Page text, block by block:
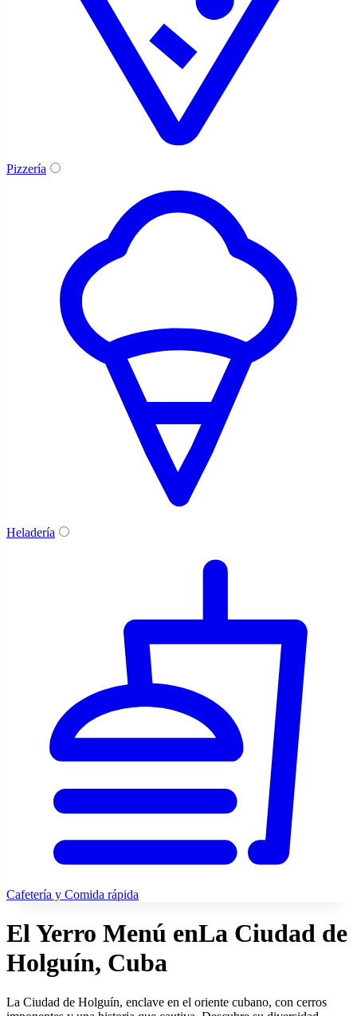
Pizzería
Heladería
Cafetería y Comida rápida
El Yerro Menú enLa Ciudad de
Holguín, Cuba
La Ciudad de Holguín, enclave en el oriente cubano, con cerros